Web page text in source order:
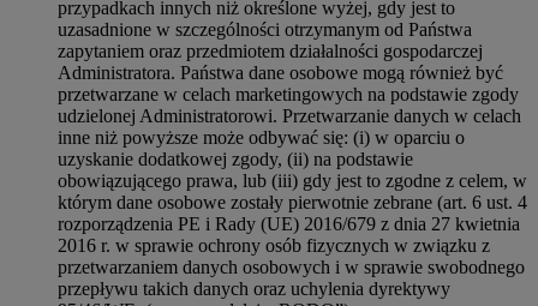
przypadkach innych niż określone wyżej, gdy jest to
uzasadnione w szczególności otrzymanym od Państwa
zapytaniem oraz przedmiotem działalności gospodarczej
Administratora. Państwa dane osobowe mogą również być
przetwarzane w celach marketingowych na podstawie zgody
udzielonej Administratorowi. Przetwarzanie danych w celach
inne niż powyższe może odbywać się: (i) w oparciu o
uzyskanie dodatkowej zgody, (ii) na podstawie
obowiązującego prawa, lub (iii) gdy jest to zgodne z celem, w
którym dane osobowe zostały pierwotnie zebrane (art. 6 ust. 4
rozporządzenia PE i Rady (UE) 2016/679 z dnia 27 kwietnia
2016 r. w sprawie ochrony osób fizycznych w związku z
przetwarzaniem danych osobowych i w sprawie swobodnego
przepływu takich danych oraz uchylenia dyrektywy